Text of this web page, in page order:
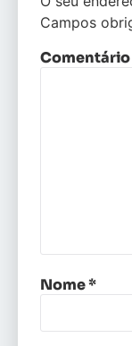
Campos
Comentário
Nome*